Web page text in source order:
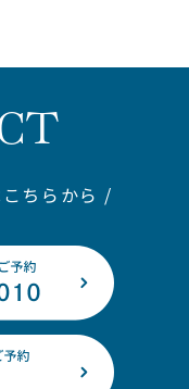
ちらから /